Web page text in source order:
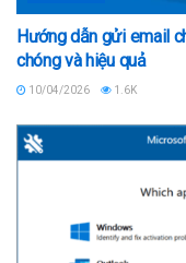
Hướng dẫn gửi email
chóng và hiệu quả
10/04/2026 1.6K